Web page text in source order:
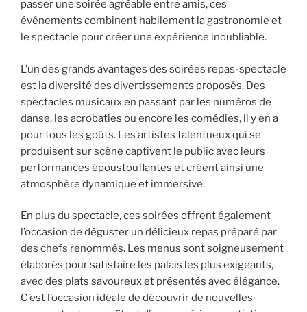
passer une soirée agréable entre amis, ces
événements combinent habilement la gastronomie et
le spectacle pour créer une expérience inoubliable.
L’un des grands avantages des soirées repas-spectacle
est la diversité des divertissements proposés. Des
spectacles musicaux en passant par les numéros de
danse, les acrobaties ou encore les comédies, il y en a
pour tous les goûts. Les artistes talentueux qui se
produisent sur scène captivent le public avec leurs
performances époustouflantes et créent ainsi une
atmosphère dynamique et immersive.
En plus du spectacle, ces soirées offrent également
l’occasion de déguster un délicieux repas préparé par
des chefs renommés. Les menus sont soigneusement
élaborés pour satisfaire les palais les plus exigeants,
avec des plats savoureux et présentés avec élégance.
C’est l’occasion idéale de découvrir de nouvelles